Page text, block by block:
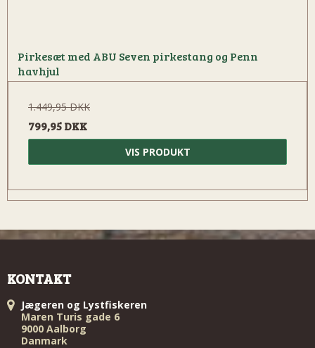
Pirkesæt med ABU Seven pirkestang og Penn
havhjul
1.449,95 DKK
799,95 DKK
VIS PRODUKT
KONTAKT
Jægeren og Lystfiskeren
Maren Turis gade 6
9000 Aalborg
Danmark